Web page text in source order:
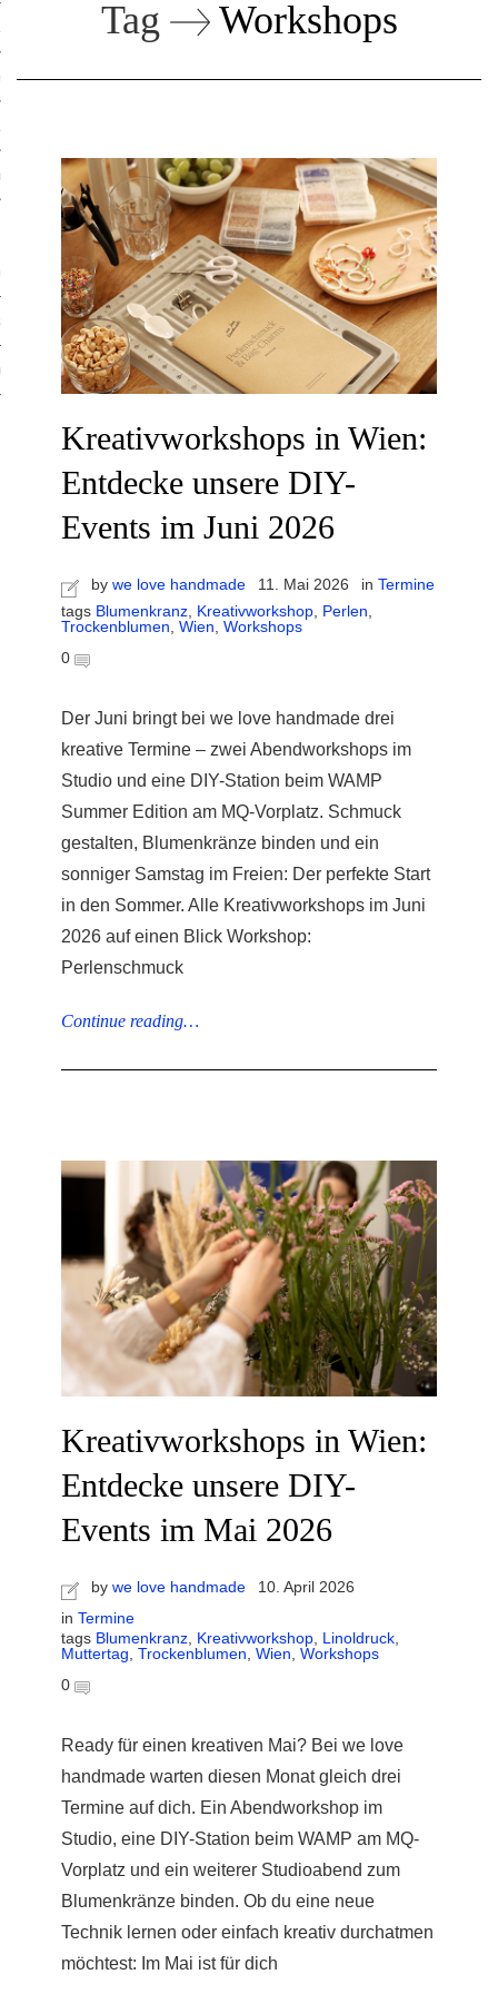
Location
Tag Workshops
Kreativworkshops in Wien:
Entdecke unsere DIY-
Events im Juni 2026
by we love handmade 11. Mai 2026 in Termine
tags Blumenkranz Kreativworkshop Perlen
Trockenblumen Wien Workshops
0
Der Juni bringt bei we love handmade drei
kreative Termine – zwei Abendworkshops im
Studio und eine DIY-Station beim WAMP
Summer Edition am MQ-Vorplatz. Schmuck
gestalten, Blumenkränze binden und ein
sonniger Samstag im Freien: Der perfekte Start
in den Sommer. Alle Kreativworkshops im Juni
2026 auf einen Blick Workshop:
Perlenschmuck
Continue reading…
Kreativworkshops in Wien:
Entdecke unsere DIY-
Events im Mai 2026
by we love handmade
10. April 2026
in Termine
tags Blumenkranz Kreativworkshop Linoldruck
Muttertag Trockenblumen Wien Workshops
0
Ready für einen kreativen Mai? Bei we love
handmade warten diesen Monat gleich drei
Termine auf dich. Ein Abendworkshop im
Studio, eine DIY-Station beim WAMP am MQ-
Vorplatz und ein weiterer Studioabend zum
Blumenkränze binden. Ob du eine neue
Technik lernen oder einfach kreativ durchatmen
möchtest: Im Mai ist für dich